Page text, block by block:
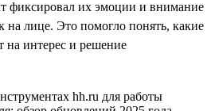
фиксировал их эмоции и внимание
на лице. Это помогло понять, какие
на интерес и решение